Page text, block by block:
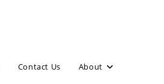
Contact Us About